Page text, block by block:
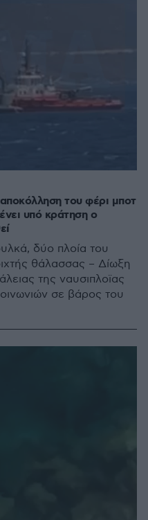
του φέρι μποτ
υπό κράτηση ο
δύο πλοία του
θάλασσας – Δίωξη
της ναυσιπλοϊας
σε βάρος του